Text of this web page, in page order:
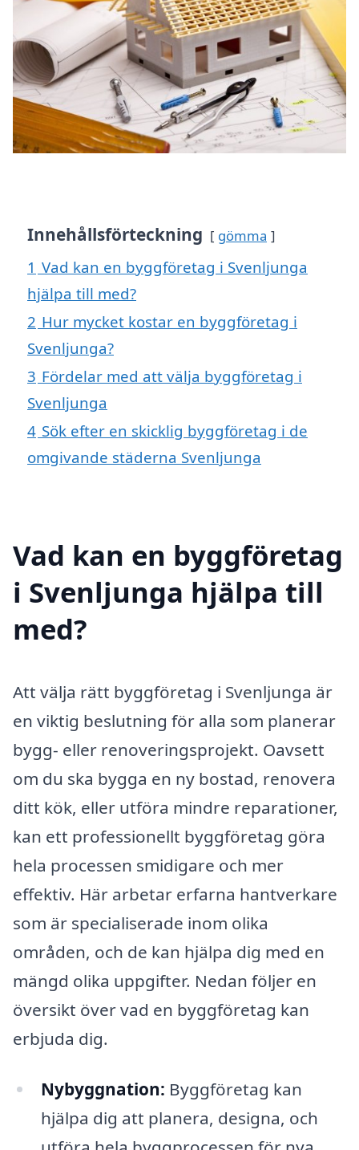
Innehållsförteckning gömma
1 Vad kan en byggföretag i Svenljunga
hjälpa till med?
2 Hur mycket kostar en byggföretag i
Svenljunga?
3 Fördelar med att välja byggföretag i
Svenljunga
4 Sök efter en skicklig byggföretag i de
omgivande städerna Svenljunga
Vad kan en byggföretag
i Svenljunga hjälpa till
med?
Att välja rätt byggföretag i Svenljunga är
en viktig beslutning för alla som planerar
bygg- eller renoveringsprojekt. Oavsett
om du ska bygga en ny bostad, renovera
ditt kök, eller utföra mindre reparationer,
kan ett professionellt byggföretag göra
hela processen smidigare och mer
effektiv. Här arbetar erfarna hantverkare
som är specialiserade inom olika
områden, och de kan hjälpa dig med en
mängd olika uppgifter. Nedan följer en
översikt över vad en byggföretag kan
erbjuda dig.
Nybyggnation: Byggföretag kan
hjälpa dig att planera, designa, och